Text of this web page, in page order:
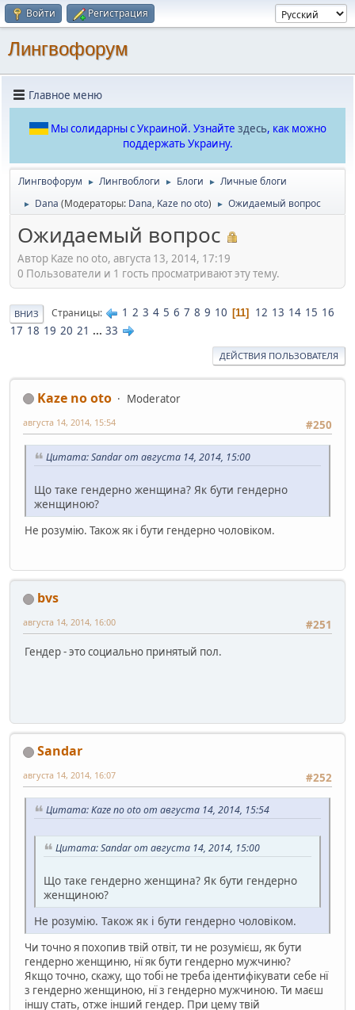
Войти Регистрация
Лингвофорум
Главное меню
Мы солидарны с Украиной. Узнайте здесь, как можно
поддержать Украину.
Лингвофорум ► Лингвоблоги ► Блоги ► Личные блоги
► Dana (Модераторы: Dana, Kaze no oto) ► Ожидаемый вопрос
Ожидаемый вопрос
Автор Kaze no oto, августа 13, 2014, 17:19
0 Пользователи и 1 гость просматривают эту тему.
ВНИЗ Страницы 1 2 3 4 5 6 7 8 9 10 11 12 13 14 15 16
17 18 19 20 21 ... 33
ДЕЙСТВИЯ ПОЛЬЗОВАТЕЛЯ
Kaze no oto
Moderator
#250
августа 14, 2014, 15:54
Цитата: Sandar от августа 14, 2014, 15:00
Що таке гендерно женщина? Як бути гендерно
женщиною?
Не розумію. Також як і бути гендерно чоловіком.
bvs
#251
августа 14, 2014, 16:00
Гендер - это социально принятый пол.
Sandar
#252
августа 14, 2014, 16:07
Цитата: Kaze no oto от августа 14, 2014, 15:54
Цитата: Sandar от августа 14, 2014, 15:00
Що таке гендерно женщина? Як бути гендерно
женщиною?
Не розумію. Також як і бути гендерно чоловіком.
Чи точно я похопив твій отвіт, ти не розумієш, як бути
гендерно женщиню, нї як бути гендерно мужчиню?
Якщо точно, скажу, що тобі не треба ідентифікувати себе нї
з гендерно женщиною, нї з гендерно мужчиною. Ти маєш
іншу стать, отже інший гендер. При цему твій